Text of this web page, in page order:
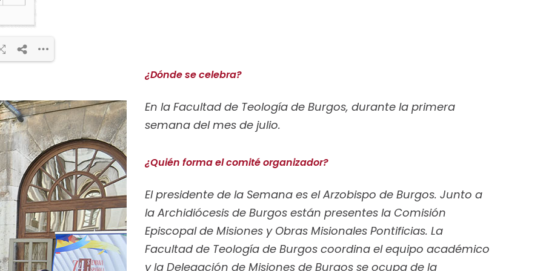
¿Dónde se celebra?
En la Facultad de Teología de Burgos, durante la primera
semana del mes de julio.
¿Quién forma el comité organizador?
El presidente de la Semana es el Arzobispo de Burgos. Junto a
la Archidiócesis de Burgos están presentes la Comisión
Episcopal de Misiones y Obras Misionales Pontificias. La
Facultad de Teología de Burgos coordina el equipo académico
y la Delegación de Misiones de Burgos se ocupa de la